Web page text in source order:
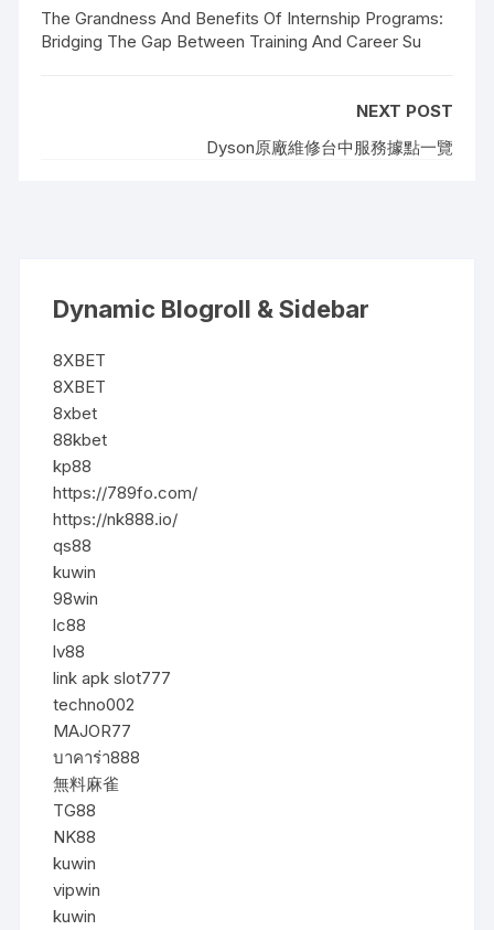
The Grandness And Benefits Of Internship Programs:
Bridging The Gap Between Training And Career Su
NEXT POST
Dyson原廠維修台中服務據點一覽
Dynamic Blogroll & Sidebar
8XBET
8XBET
8xbet
88kbet
kp88
https://789fo.com/
https://nk888.io/
qs88
kuwin
98win
lc88
lv88
link apk slot777
techno002
MAJOR77
บาคาร่า888
無料麻雀
TG88
NK88
kuwin
vipwin
kuwin